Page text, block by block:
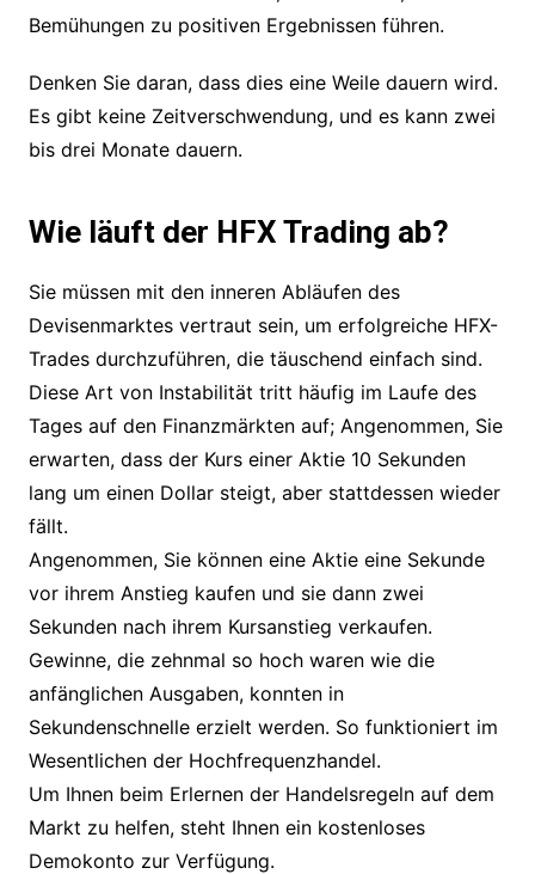
Bemühungen zu positiven Ergebnissen führen.
Denken Sie daran, dass dies eine Weile dauern wird.
Es gibt keine Zeitverschwendung, und es kann zwei
bis drei Monate dauern.
Wie läuft der HFX Trading ab?
Sie müssen mit den inneren Abläufen des
Devisenmarktes vertraut sein, um erfolgreiche HFX-
Trades durchzuführen, die täuschend einfach sind.
Diese Art von Instabilität tritt häufig im Laufe des
Tages auf den Finanzmärkten auf; Angenommen, Sie
erwarten, dass der Kurs einer Aktie 10 Sekunden
lang um einen Dollar steigt, aber stattdessen wieder
fällt.
Angenommen, Sie können eine Aktie eine Sekunde
vor ihrem Anstieg kaufen und sie dann zwei
Sekunden nach ihrem Kursanstieg verkaufen.
Gewinne, die zehnmal so hoch waren wie die
anfänglichen Ausgaben, konnten in
Sekundenschnelle erzielt werden. So funktioniert im
Wesentlichen der Hochfrequenzhandel.
Um Ihnen beim Erlernen der Handelsregeln auf dem
Markt zu helfen, steht Ihnen ein kostenloses
Demokonto zur Verfügung.